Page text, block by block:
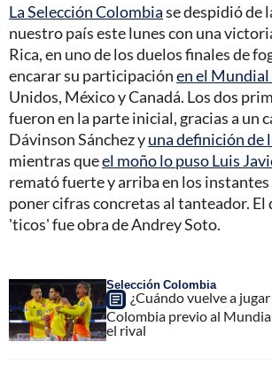
La Selección Colombiase despidió de
nuestro país este lunes con una
Rica, en uno de los duelos finales de
encarar su participaciónen el
Unidos, México y Canadá. Los dos
fueron en la parte inicial, gracias a un
Dávinson Sánchez yuna definición de
mientras queel moño lo puso Luis
remató fuerte y arriba en los instantes
poner cifras concretas al tanteador. El
'ticos' fue obra de Andrey Soto.
Selección Colombia
¿Cuándo vuelve a
Colombia previo al
el rival